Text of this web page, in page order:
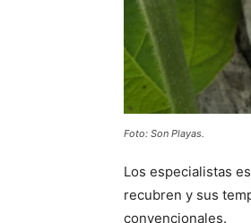
Foto: Son Playas.
Los especialistas
recubren y sus
convencionales.